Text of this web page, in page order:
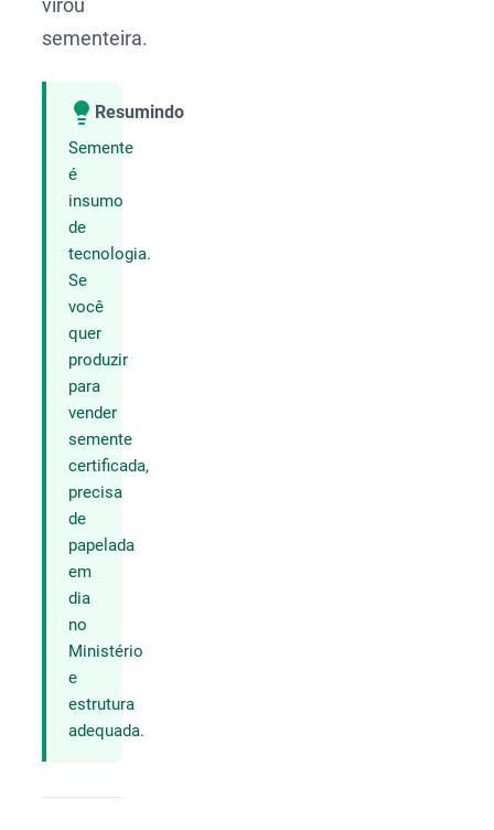
virou
sementeira.
Resumindo
Semente
é
insumo
de
tecnologia.
Se
você
quer
produzir
para
vender
semente
certificada,
precisa
de
papelada
em
dia
no
Ministério
e
estrutura
adequada.